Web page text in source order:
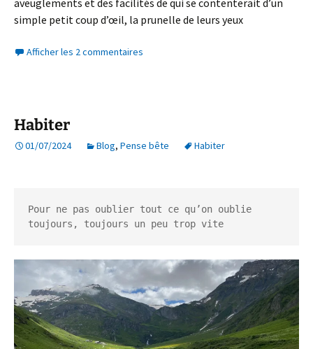
simple petit coup d’œil, la prunelle de leurs yeux
Afficher les 2 commentaires
Habiter
01/07/2024 Blog, Pense bête Habiter
Pour ne pas oublier tout ce qu’on oublie
toujours, toujours un peu trop vite